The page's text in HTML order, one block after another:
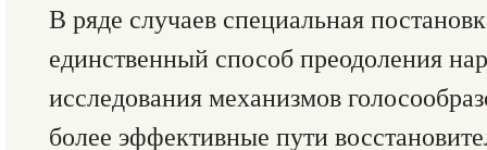
В ряде случаев специальная
единственный способ преодоления
исследования механизмов
более эффективные пути